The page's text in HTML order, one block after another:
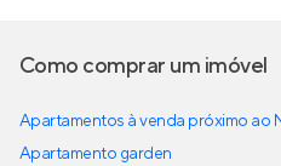
Como comprar um imóvel
Apartamentos à venda próximo ao
Apartamento garden